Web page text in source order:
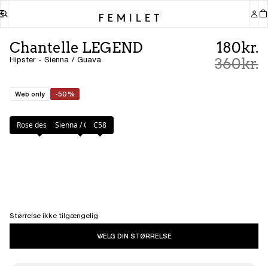
Chantelle LEGEND
Hipster - Sienna / Guava
180kr.
360kr.
Web only -50%
Farve:Sienna / Guava
Rose des boisSienna / Guava
C58
Størrelse ikke tilgængelig
VÆLG DIN STØRRELSE